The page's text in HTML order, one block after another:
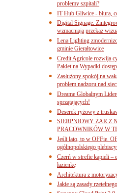
problemy szpitali?
IT Hub Gliwice - biura,
Digital Signage.
wzmacniają przekaz
Lena Lighting
gminie Gierałtowice
Credit Agricole rozwija
Pakiet na Wypadki
Zasłużony spokój na
problem nadzoru nad
Dreame Globalnym
sprzątających!
Deserek ryżowy z
SIERPNIOWY ŻAR Z
PRACOWNIKÓW W
Jeśli lato, to w OFFie.
ogólnopolskiego
Czerń w strefie kąpieli –
łazienkę
Architektura z
Jakie są zasady